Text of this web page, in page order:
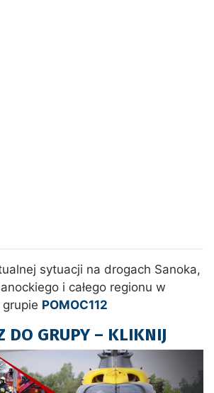
sytuacji na drogach Sanoka,
i całego regionu w
grupie POMOC112
DO GRUPY – KLIKNIJ